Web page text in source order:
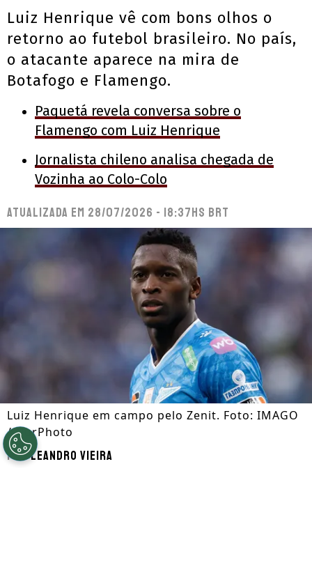
Luiz Henrique vê com bons olhos o
retorno ao futebol brasileiro. No país,
o atacante aparece na mira de
Botafogo e Flamengo.
Paquetá revela conversa sobre o
Flamengo com Luiz Henrique
Jornalista chileno analisa chegada de
Vozinha ao Colo-Colo
Atualizada em 28/07/2026 - 18:37hs BRT
Luiz Henrique em campo pelo Zenit. Foto: IMAGO
/ NurPhoto
PorLeandro Vieira